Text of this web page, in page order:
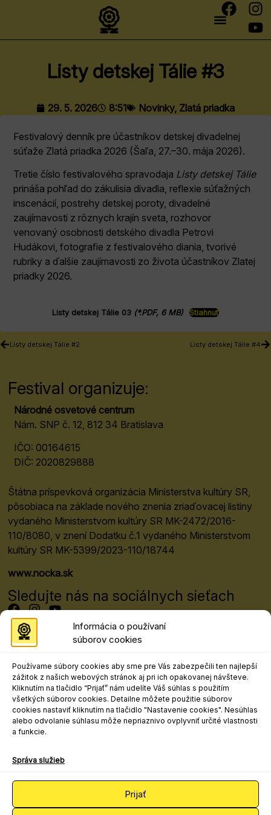
Informácia o používaní
súborov cookies
Používame súbory cookies aby sme pre Vás zabezpečili ten najlepší
zážitok z našich webových stránok aj pri ich opakovanej návšteve.
Kliknutím na tlačidlo “Prijať” nám udelíte Váš súhlas s použitím
všetkých súborov cookies. Detailne môžete použitie súborov
cookies nastaviť kliknutím na tlačidlo "Nastavenie cookies". Nesúhlas
alebo odvolanie súhlasu môže nepriaznivo ovplyvniť určité vlastnosti
a funkcie.
Správa služieb
Prijať
Listy detskej Tálie #3
29. 5. 2026 8:51 Novinky, Zlatá priadka
Festivalový denník pre účastníkov detskej divadelnej
súťaže Zlatá priadka 2026 (Šaľa, 27.–30. mája 2026).
Tretie číslo festivalového spravodaja Listy detskej Tálie
prináša pohľad do zákulisia divadla, reflexie súťažných
inscenácií, postrehy detskej poroty, divadelné
zaujímavosti z rôznych krajín sveta, rozhovor
venovaný osobnosti detského divadla Petrovi
Hudákovi, fotografie z festivalového diania, tvorivé
rubriky a ďalšie zaujímavosti zo života účastníkov Zlatej
priadky 2026.
Listy detskej Tálie 03 (*.PDF, 6 MB) Stiahnuť
Listy detskej Tálie #2 Listy detskej Tálie #4
Festival organizuje:
Národné osvetové centrum
Nám. SNP č. 12, 812 34 Bratislava
IČO: 00164615
DIČ: 2020829888
Štátna príspevková organizácia Ministerstva kultúry SR,
pôsobiaca na základe nového znenia zriaďovacej listiny
vydaného Ministerstvom kultúry SR MK-2472/2016-
110/8080, v znení Dodatku č.1 vydaného Ministerstvom
kultúry SR MK-5399/2023-110/18744
www.nocka.sk
Sledujte nás na sociálnych sieťach
Programový riaditeľ festivalu
matej.mosko@nocka.sk
+421 908 303 617
Kontakt pre marketing, propagáciu a
médiá
samuel.chlpek@nocka.sk
+421 2 204 71 213
+421 918 716 042